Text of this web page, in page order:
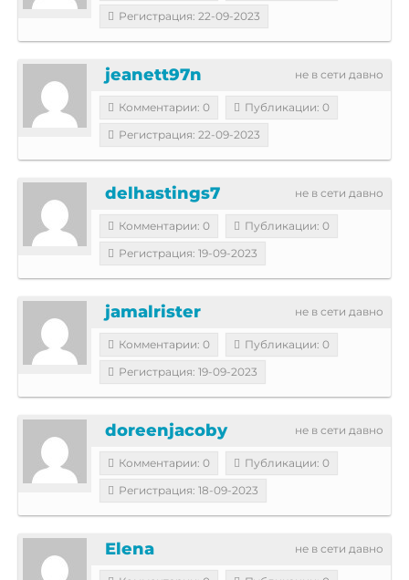
Регистрация: 22-09-2023
не в сети давно
jeanett97n
Комментарии: 0
Публикации: 0
Регистрация: 22-09-2023
не в сети давно
delhastings7
Комментарии: 0
Публикации: 0
Регистрация: 19-09-2023
не в сети давно
jamalrister
Комментарии: 0
Публикации: 0
Регистрация: 19-09-2023
не в сети давно
doreenjacoby
Комментарии: 0
Публикации: 0
Регистрация: 18-09-2023
не в сети давно
Elena